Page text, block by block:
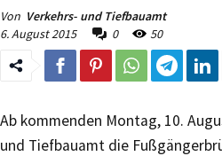
Von Verkehrs- und Tiefbauamt
6. August 2015
0 50
Ab kommenden Montag, 10.
und Tiefbauamt die